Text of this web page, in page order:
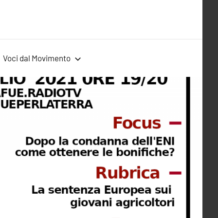
Voci dal Movimento